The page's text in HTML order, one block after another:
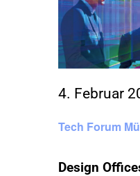
Tech Forum
4. Februar
Design